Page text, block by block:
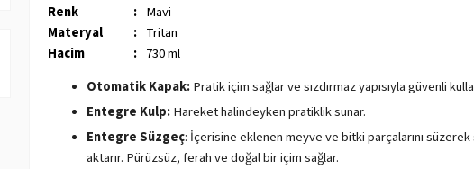
Renk
: Mavi
Materyal
: Tritan
Hacim
: 730 ml
Otomatik Kapak:Pratik içim sağlar ve sızdırmaz yapısıyla güvenli
Entegre Kulp:Hareket halindeyken pratiklik sunar.
Entegre Süzgeç: İçerisine eklenen meyve ve bitki parçalarını süzerek
aktarır. Pürüzsüz, ferah ve doğal bir içim sağlar.